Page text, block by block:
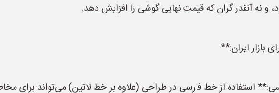
و نه آنقدر گران که قیمت نهایی گوشی را افزایش دهد.
استفاده از خط فارسی در طراحی (علاوه بر خط لاتین) می‌تواند برای